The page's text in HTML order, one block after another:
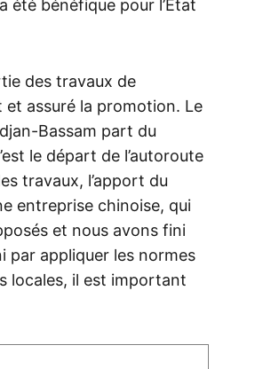
été bénéfique pour l’Etat
des travaux de
et assuré la promotion. Le
Bassam part du
le départ de l’autoroute
travaux, l’apport du
entreprise chinoise, qui
et nous avons fini
par appliquer les normes
locales, il est important